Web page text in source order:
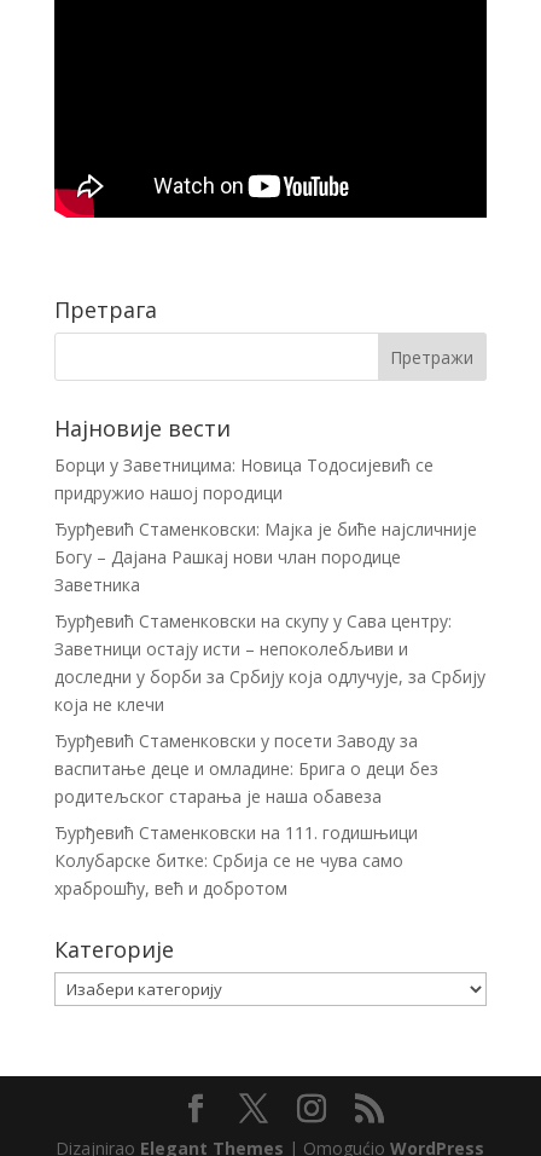
Претрага
Најновије вести
Борци у Заветницима: Новица Тодосијевић се
придружио нашој породици
Ђурђевић Стаменковски: Мајка је биће најсличније
Богу – Дајана Рашкај нови члан породице
Заветника
Ђурђевић Стаменковски на скупу у Сава центру:
Заветници остају исти – непоколебљиви и
доследни у борби за Србију која одлучује, за Србију
која не клечи
Ђурђевић Стаменковски у посети Заводу за
васпитање деце и омладине: Брига о деци без
родитељског старања је наша обавеза
Ђурђевић Стаменковски на 111. годишњици
Колубарске битке: Србија се не чува само
храброшћу, већ и добротом
Категорије
Категорије
Dizajnirao Elegant Themes | OmogućioWordPress